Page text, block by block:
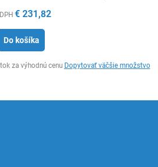
€ 231,82
Do košíka
za výhodnú cenu Dopytovať väčšie množstvo